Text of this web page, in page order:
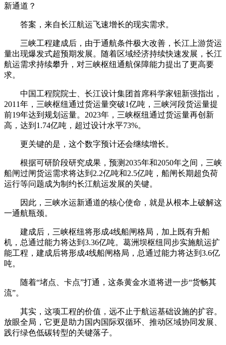
新通道？
答案，来自长江航运飞速增长的现实需求。
三峡工程建成后，由于通航条件极大改善，长江上游货运
量出现爆发式超预期发展。随着区域经济持续快速发展，长江
航运需求持续攀升，对三峡枢纽通航保障能力提出了更高要
求。
中国工程院院士、长江设计集团首席科学家钮新强指出，
2011年，三峡枢纽通过货运量突破1亿吨，三峡河段货运量提
前19年达到规划运量。2023年，三峡枢纽通过货运量再创新
高，达到1.74亿吨，超过设计水平73%。
更关键的是，这个数字预计还会继续增长。
根据可研阶段研究成果，预测2035年和2050年之间，三峡
船闸过闸货运需求将达到2.2亿吨和2.5亿吨，船闸长期超负荷
运行等问题成为制约长江航运发展的关键。
因此，三峡水运新通道的核心使命，就是从根本上破解这
一通航瓶颈。
建成后，三峡枢纽将形成4线船闸格局，加上既有升船
机，总通过能力将达到3.36亿吨。葛洲坝枢纽同步实施航运扩
能工程，建成后将形成4线船闸格局，总通过能力将达到3.6亿
吨。
随着“堵点、卡点”打通，这条黄金水道将进一步“货畅其
流”。
其实，这项工程的价值，远不止于航运基础设施的扩容。
放眼全局，它更是助力国内国际双循环、推动区域协同发展、
践行绿色低碳转型的关键落子。